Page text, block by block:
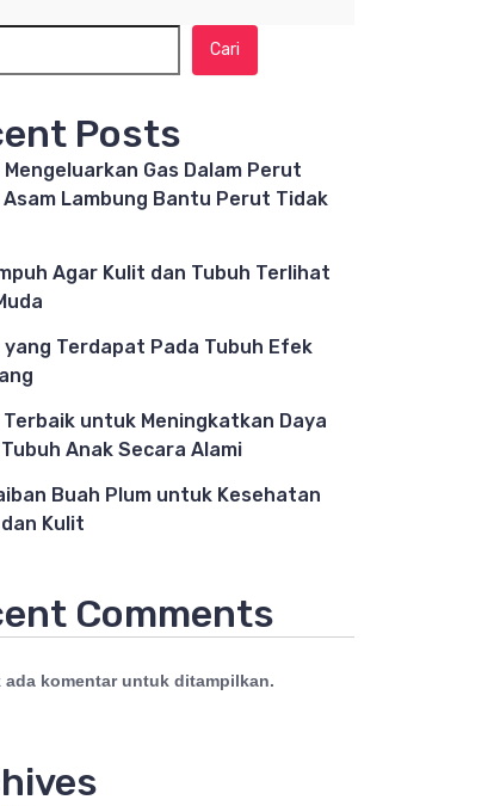
Cari
Posts
Mengeluarkan Gas Dalam Perut
Lambung Bantu Perut Tidak
Agar Kulit dan Tubuh Terlihat
yang Terdapat Pada Tubuh Efek
Terbaik untuk Meningkatkan Daya
Anak Secara Alami
Buah Plum untuk Kesehatan
Kulit
Comments
ada komentar untuk ditampilkan.